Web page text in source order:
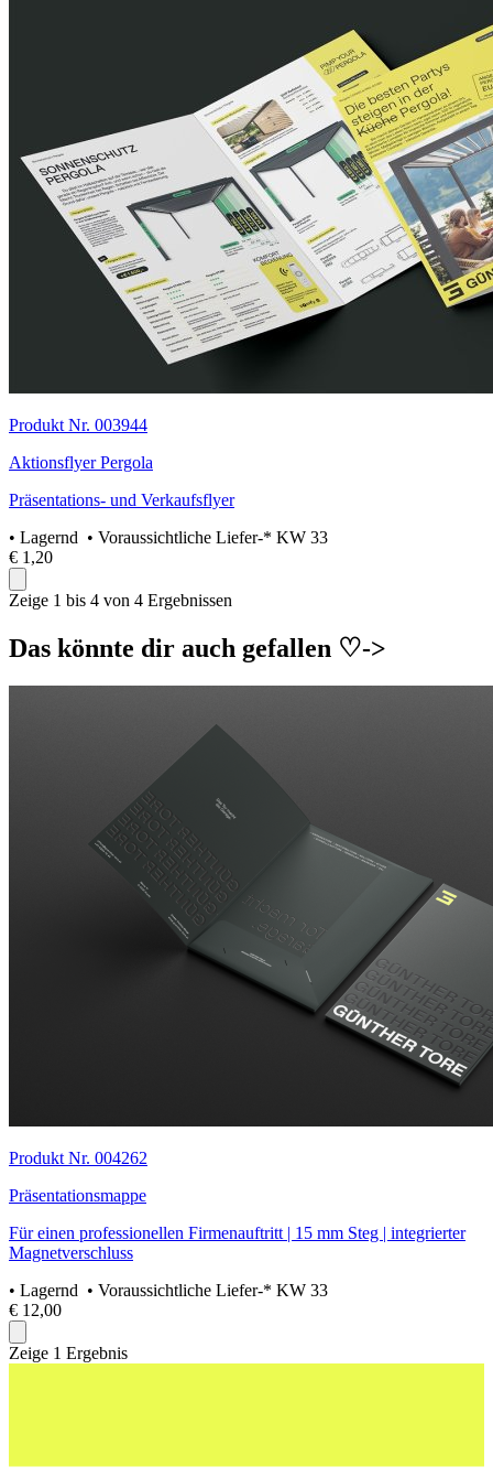
Produkt Nr. 003944
Aktionsflyer Pergola
Präsentations- und Verkaufsflyer
• Lagernd • Voraussichtliche Liefer-* KW 33
€ 1,20
Zeige 1 bis 4 von 4 Ergebnissen
Das könnte dir auch gefallen ♡->
Produkt Nr. 004262
Präsentationsmappe
Für einen professionellen Firmenauftritt | 15 mm Steg | integrierter
Magnetverschluss
• Lagernd • Voraussichtliche Liefer-* KW 33
€ 12,00
Zeige 1 Ergebnis